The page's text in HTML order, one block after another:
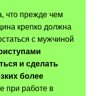
что прежде чем
крепко должна
с мужчиной
и сделать
более
при работе в